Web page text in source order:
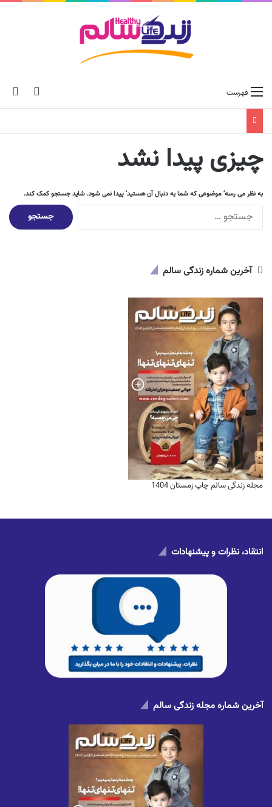
skin فهرست
چیزی پیدا نشد
به نظر می رسه’ موضوعی که شما به دنبال آن هستید’ پیدا نمی شود. شاید جستجو کمک کند.
ج
س
آخرین شماره زندگی سالم
مجله زندگی سالم چاپ زمستان 1404
انتقاد، نظرات و پیشنهادات
آخرین شماره مجله زندگی سالم